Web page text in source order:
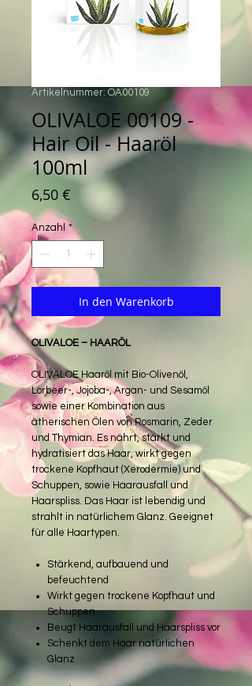
Artikelnummer: OA00109
OLIVALOE 00109 -
Hair Oil - Haaröl
100ml
6,50 € Preis
Anzahl *
In den Warenkorb
OLIVALOE – HAARÖL
OLIVALOE Haaröl mit Bio-Olivenöl,
Lorbeer-, Jojoba-, Argan- und Sesamöl
sowie einer Kombination aus
ätherischen Ölen von Rosmarin, Zeder
und Thymian. Es nährt, stärkt und
hydratisiert das Haar, wirkt gegen
trockene Kopfhaut (Xerodermie) und
Schuppen, sowie Haarausfall und
Haarspliss. Das Haar ist lebendig und
strahlt in natürlichem Glanz. Geeignet
für alle Haartypen.
Stärkend, aufbauend und
befeuchtend
Wirkt gegen trockene Kopfhaut und
Schuppen
Beugt Haarausfall und Haarspliss vor
Schenkt dem Haar natürlichen
Glanz